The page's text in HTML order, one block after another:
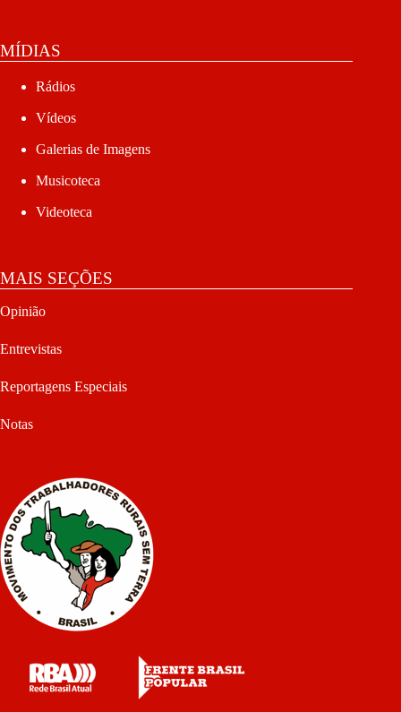
MÍDIAS
Rádios
Vídeos
Galerias de Imagens
Musicoteca
Videoteca
MAIS SEÇÕES
Opinião
Entrevistas
Reportagens Especiais
Notas